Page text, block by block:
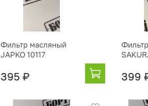
Фильтр масляный
JAPKO 10117
395 ₽ 399